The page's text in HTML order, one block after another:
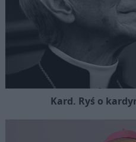
Kard. Ryś o